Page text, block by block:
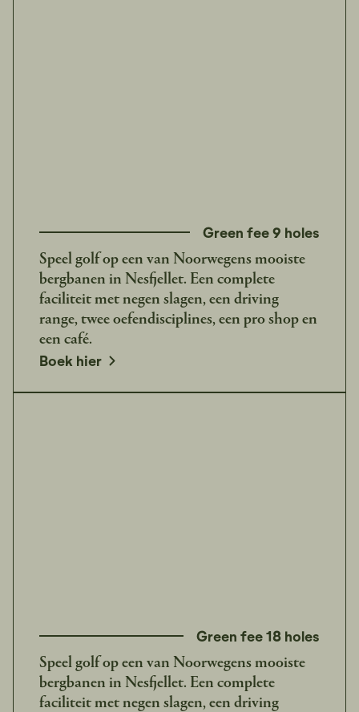
Green fee 9 holes
Speel golf op een van Noorwegens mooiste
bergbanen in Nesfjellet. Een complete
faciliteit met negen slagen, een driving
range, twee oefendisciplines, een pro shop en
een café.
Boek hier
opens in a new window
Green fee 18 holes
Speel golf op een van Noorwegens mooiste
bergbanen in Nesfjellet. Een complete
faciliteit met negen slagen, een driving